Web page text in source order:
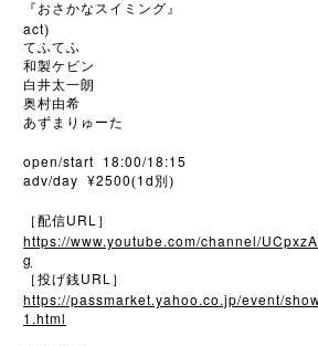
『おさかなスイミング』
act)
てふてふ
和製ケビン
白井太一朗
奥村由希
あずまりゅーた
open/start 18:00/18:15
adv/day ¥2500(1d 別)
［配信URL ］
https://www.youtube.com/channel/
g
［投げ銭URL ］
https://passmarket.yahoo.co.jp/event/
1.html